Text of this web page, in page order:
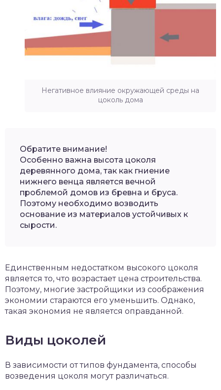
Негативное влияние окружающей среды на
цоколь дома
Обратите внимание!
Особенно важна высота цоколя
деревянного дома, так как гниение
нижнего венца является вечной
проблемой домов из бревна и бруса.
Поэтому необходимо возводить
основание из материалов устойчивых к
сырости.
Единственным недостатком высокого цоколя
является то, что возрастает цена строительства.
Поэтому, многие застройщики из соображения
экономии стараются его уменьшить. Однако,
такая экономия не является оправданной.
Виды цоколей
В зависимости от типов фундамента, способы
возведения цоколя могут различаться.